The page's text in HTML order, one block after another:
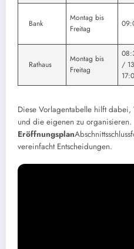
Bank
Montag bis
Freitag
Rathaus
Montag bis
Freitag
/
Diese Vorlagentabelle hilft dabei,
und die eigenen zu organisieren.
Eröffnungsplan
vereinfacht Entscheidungen.